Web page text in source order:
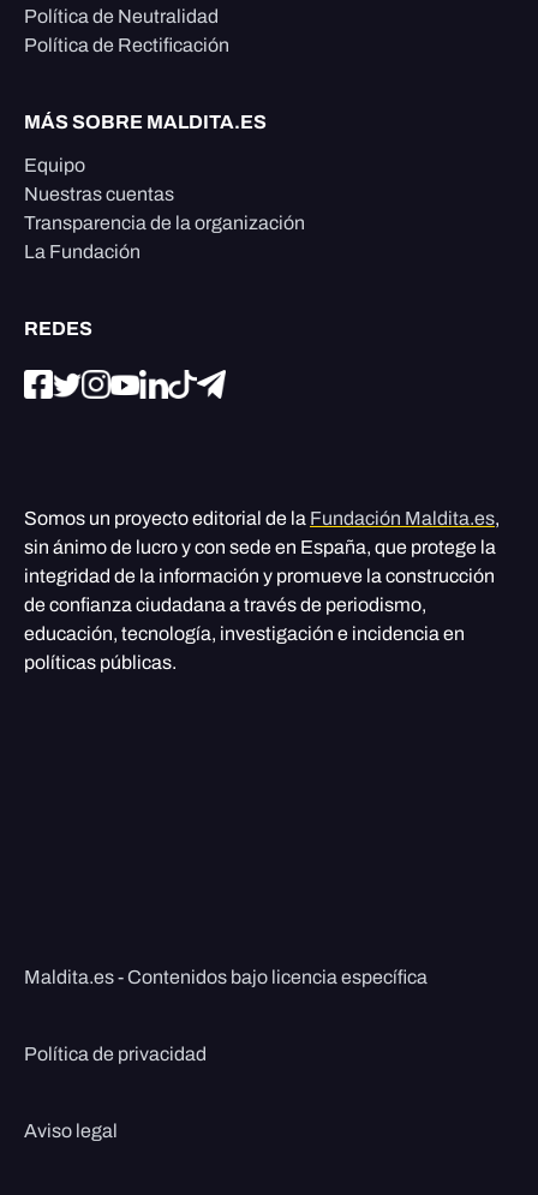
Política de Neutralidad
Política de Rectificación
MÁS SOBRE MALDITA.ES
Equipo
Nuestras cuentas
Transparencia de la organización
La Fundación
REDES
Somos un proyecto editorial de la Fundación Maldita.es,
sin ánimo de lucro y con sede en España, que protege la
integridad de la información y promueve la construcción
de confianza ciudadana a través de periodismo,
educación, tecnología, investigación e incidencia en
políticas públicas.
Maldita.es - Contenidos bajo licencia específica
Política de privacidad
Aviso legal